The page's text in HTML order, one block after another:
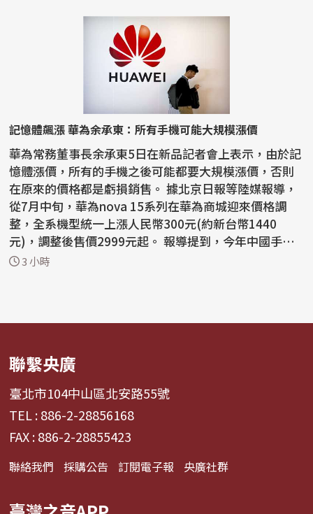
記憶體飆漲 華為余承東：所有手機可能大規模漲價
華為常務董事長余承東5日在新品記者會上表示，由於記
憶體漲價，所有的手機之後可能都要大規模漲價，否則
在原來的價格都是虧損銷售。 據北京日報等陸媒報導，
從7月中旬，華為nova 15系列在華為商城迎來價格調
整，全系機型統一上漲人民幣300元(約新台幣1440
元)，調整後售價2999元起。 報導提到，今年中國手機
廠商已迎來...
3 小時
聯繫央廣
臺北市104中山區北安路55號
TEL : 886-2-28856168
FAX : 886-2-28855423
聯絡我們 採購公告 訂閱電子報 央廣社群